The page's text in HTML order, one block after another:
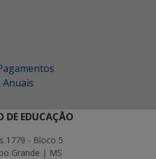
DE EDUCAÇÃO
1779 - Bloco 5
Grande | MS